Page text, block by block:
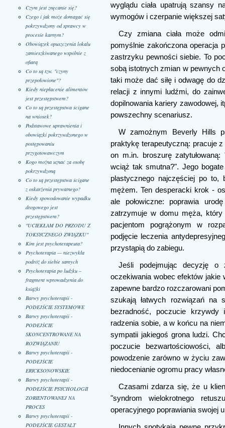
Czym jest znęcanie się?
Czego i jak może domagać się
pokrzywdzony od sprawcy w
procesie karnym?
Obowiązek opuszczenia lokalu
zamieszkiwanego wspólnie z
ofiarą
Co to są tzw. "czyny
przepołowione"?
Kiedy niepłacenie alimentów
jest przestępstwem?
Co to są przestępstwa ścigane
na wniosek?
Podstawowe uprawnienia i
obowiązki pokrzywdzonego w
postępowaniu
przygotowawczym
Kogo można uznać za osobę
pokrzywdzoną
Co to są przestępstwa ścigane
z oskarżenia prywatnego?
Kiedy spowodowanie wypadku
drogowego jest
przestępstwem?
"UCIEKŁAM DO PRZODU Z
TOKSYCZNEGO ZWIĄZKU"
Kim jest psychoterapeuta?
Psychoterapia — niezwykła
podróż do siebie samych
Psychoterapia po ludzku –
fragment wprowadzenia do
książki
Barwy psychoterapii -
PODEJŚCIE SYSTEMOWE
Barwy psychoterapii -
PODEJŚCIE
SKONCENTROWANE NA
ROZWIĄZANIU
Barwy psychoterapii -
PODEJŚCIE
ERICKSONOWSKIE
Barwy psychoterapii -
PODEJŚCIE PSYCHOLOGII
ZORIENTOWANEJ NA
PROCES
Barwy psychoterapii -
PODEJŚCIE GESTALT
wyglądu ciała upatrują szansy
wymogów i czerpanie większej
Czy zmiana ciała może
pomyślnie zakończona operacja
zastrzyku pewności siebie. To
sobą istotnych zmian w pewnych
taki może dać siłę i odwagę do
relacji z innymi ludźmi, do
dopilnowania kariery zawodowej,
powszechny scenariusz.
W zamożnym Beverly Hills
praktykę terapeutyczną: pracuje
on m.in. broszurę
wciąż tak smutna?". Jego
plastycznego najczęściej po
mężem. Ten desperacki krok -
ale połowiczne: poprawia
zatrzymuje w domu męża,
pacjentom pogrążonym w
podjęcie leczenia
przystąpią do zabiegu.
Jeśli podejmując decyzję o
oczekiwania wobec efektów
zapewne bardzo rozczarowani
szukają łatwych rozwiązań
bezradność, poczucie
radzenia sobie, a w końcu na
sympatii jakiegoś grona ludzi.
poczucie bezwartościowości,
powodzenie zarówno w życiu
niedocenianie ogromu pracy
Czasami zdarza się, że u
"syndrom wielokrotnego
operacyjnego poprawiania swojej